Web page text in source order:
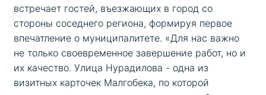
встречает гостей, въезжающих в город со
стороны соседнего региона, формируя первое
впечатление о муниципалитете. «Для нас важно
не только своевременное завершение работ, но и
их качество. Улица Нурадилова - одна из
визитных карточек Малгобека, по которой